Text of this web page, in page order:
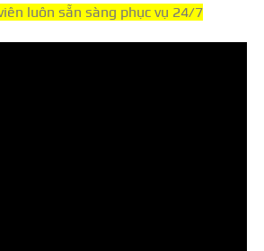
luôn sẵn sàng phục vụ 24/7